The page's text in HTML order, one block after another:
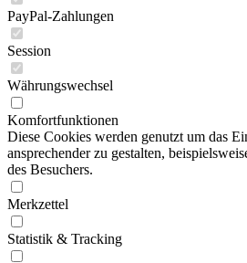
PayPal-Zahlungen
Session
Währungswechsel
Komfortfunktionen
Diese Cookies werden genutzt um das
ansprechender zu gestalten,
des Besuchers.
Merkzettel
Statistik & Tracking